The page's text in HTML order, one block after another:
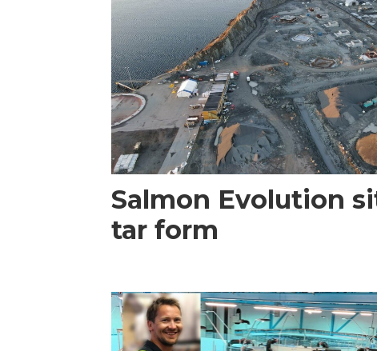
Salmon Evolution
tar form